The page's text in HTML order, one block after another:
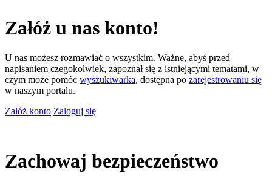
Załóż u nas konto!
U nas możesz rozmawiać o wszystkim. Ważne, abyś przed
napisaniem czegokolwiek, zapoznał się z istniejącymi tematami, w
czym może pomóc wyszukiwarka, dostępna po zarejestrowaniu się
w naszym portalu.
Załóż konto Zaloguj się
Zachowaj bezpieczeństwo